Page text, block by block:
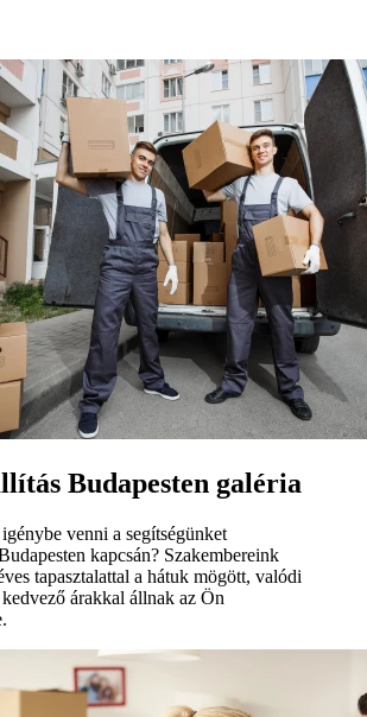
Budapesten galéria
venni a segítségünket
kapcsán? Szakembereink
tapasztalattal a hátuk mögött, valódi
árakkal állnak az Ön